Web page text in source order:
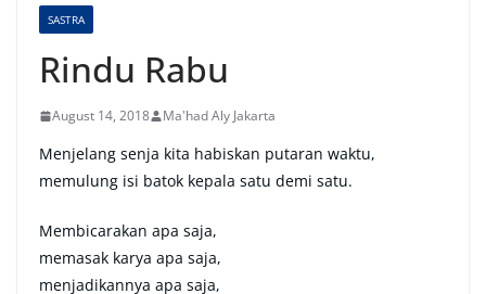
SASTRA
Rindu Rabu
August 14, 2018 Ma'had Aly Jakarta
Menjelang senja kita habiskan putaran waktu,
memulung isi batok kepala satu demi satu.
Membicarakan apa saja,
memasak karya apa saja,
menjadikannya apa saja,